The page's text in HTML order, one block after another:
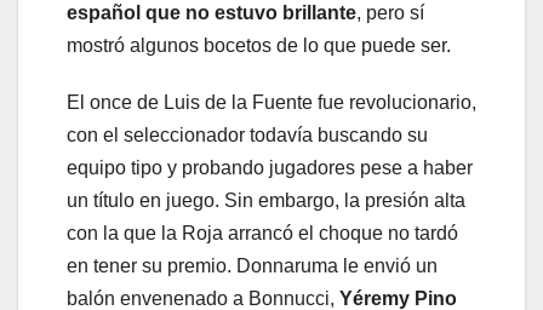
español que no estuvo brillante, pero sí
mostró algunos bocetos de lo que puede ser.
El once de Luis de la Fuente fue revolucionario,
con el seleccionador todavía buscando su
equipo tipo y probando jugadores pese a haber
un título en juego. Sin embargo, la presión alta
con la que la Roja arrancó el choque no tardó
en tener su premio. Donnaruma le envió un
balón envenenado a Bonnucci, Yéremy Pino